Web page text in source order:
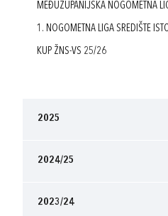
MEĐUŽUPANIJSKA NOGOMETNA
1. NOGOMETNA LIGA SREDIŠTE
KUP ŽNS-VS 25/26
2025
2024/25
2023/24